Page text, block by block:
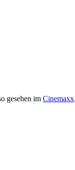
gesehen im Cinemaxx.